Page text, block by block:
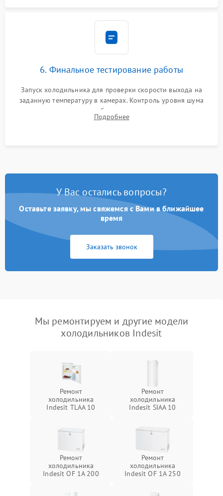
6. Финальное тестирование работы
Запуск холодильника для проверки скорости выхода на
заданную температуру в камерах. Контроль уровня шума
компрессора, отсутствия обмерзания стенок и корректного
срабатывания системы автоматической оттайки.
Подробнее
У Вас остались вопросы?
Оставьте заявку, мы свяжемся с Вами в ближайшее
время
Заказать звонок
Мы ремонтируем и другие модели
холодильников Indesit
Ремонт
холодильника
Indesit TLAA 10
Ремонт
холодильника
Indesit SIAA 10
Ремонт
холодильника
Indesit OF 1A 200
Ремонт
холодильника
Indesit OF 1A 250